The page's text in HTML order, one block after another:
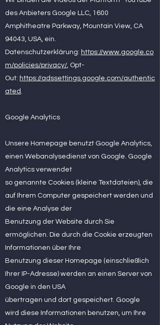
des Anbieters Google LLC, 1600
Amphitheatre Parkway, Mountain View, CA
94043, USA, ein.
Datenschutzerklärung: https://www.google.co
m/policies/privacy/, Opt-
Out: https://adssettings.google.com/authentic
ated .
Google Analytics
Unsere Homepage benutzt Google Analytics,
einen Webanalysedienst von Google. Google
Analytics verwendet
so genannte Cookies (kleine Textdateien), die
auf Ihrem Computer gespeichert werden und
die eine Analyse der
Benutzung der Website durch Sie
ermöglichen. Die durch die Cookie erzeugten
Informationen über Ihre
Benutzung dieser Homepage (einschließlich
Ihrer IP-Adresse) werden an einen Server von
Google in den USA
übertragen und dort gespeichert. Google
wird diese Informationen benutzen, um Ihre